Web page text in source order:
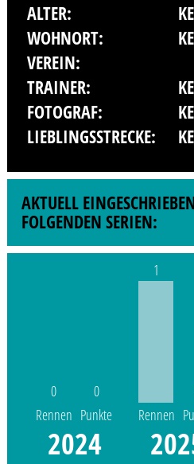
ALTER:
WOHNORT:
VEREIN:
TRAINER:
FOTOGRAF:
LIEBLINGSSTRECKE:
AKTUELL
FOLGENDEN SERIEN:
0
Rennen
0
Punkte
2024
1
Rennen